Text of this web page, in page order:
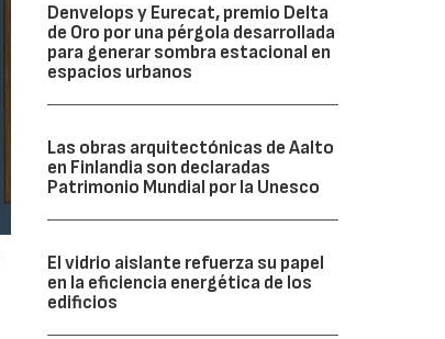
Denvelops y Eurecat, premio Delta
de Oro por una pérgola desarrollada
para generar sombra estacional en
espacios urbanos
Las obras arquitectónicas de Aalto
en Finlandia son declaradas
Patrimonio Mundial por la Unesco
El vidrio aislante refuerza su papel
en la eficiencia energética de los
edificios